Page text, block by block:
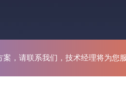
，请联系我们，技术经理将为您